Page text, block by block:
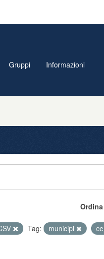
Gruppi Informazioni
Tag: municipi